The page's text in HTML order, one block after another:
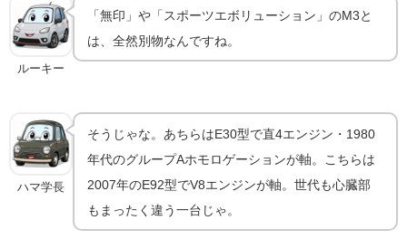
ルーキー
「無印」や「スポーツエボリューション」のM3と
は、全然別物なんですね。
ハマ学長
そうじゃな。あちらはE30型で直4エンジン・1980
年代のグループAホモロゲーションが軸。こちらは
2007年のE92型でV8エンジンが軸。世代も心臓部
もまったく違う一台じゃ。